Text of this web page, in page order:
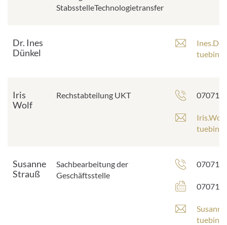
StabsstelleTechnologietransfer
Dr. Ines
Dünkel
E
-
l
A
d
s
e
Iris
Wolf
Rechstabteilung UKT 07071
E
-
i
-
d
r
Susanne
Strauß
Sachbearbeitung der
Geschäftsstelle
07071
07071
E
-